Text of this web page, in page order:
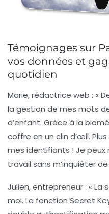
Témoignages sur
vos données et
quotidien
Marie, rédactrice web : «
la gestion de mes mots
d’enfant. Grâce à la
coffre en un clin d’œil.
mes identifiants ! Je
travail sans m’inquiéter
Julien, entrepreneur: « La
moi. La fonction Secret